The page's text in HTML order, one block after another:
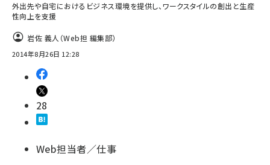
外出先や自宅におけるビジネス環境を提供し、ワークスタイルの創出と生産
性向上を支援
岩佐 義人（Web担 編集部）
2014年8月26日 12:28
28
Web担当者／仕事